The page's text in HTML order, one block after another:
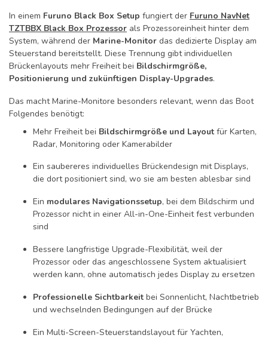
In einem Furuno Black Box Setup fungiert der Furuno NavNet
TZTBBX Black Box Prozessor als Prozessoreinheit hinter dem
System, während der Marine-Monitor das dedizierte Display am
Steuerstand bereitstellt. Diese Trennung gibt individuellen
Brückenlayouts mehr Freiheit bei Bildschirmgröße,
Positionierung und zukünftigen Display-Upgrades.
Das macht Marine-Monitore besonders relevant, wenn das Boot
Folgendes benötigt:
Mehr Freiheit bei Bildschirmgröße und Layout für Karten,
Radar, Monitoring oder Kamerabilder
Ein saubereres individuelles Brückendesign mit Displays,
die dort positioniert sind, wo sie am besten ablesbar sind
Ein modulares Navigationssetup, bei dem Bildschirm und
Prozessor nicht in einer All-in-One-Einheit fest verbunden
sind
Bessere langfristige Upgrade-Flexibilität, weil der
Prozessor oder das angeschlossene System aktualisiert
werden kann, ohne automatisch jedes Display zu ersetzen
Professionelle Sichtbarkeit bei Sonnenlicht, Nachtbetrieb
und wechselnden Bedingungen auf der Brücke
Ein Multi-Screen-Steuerstandslayout für Yachten,